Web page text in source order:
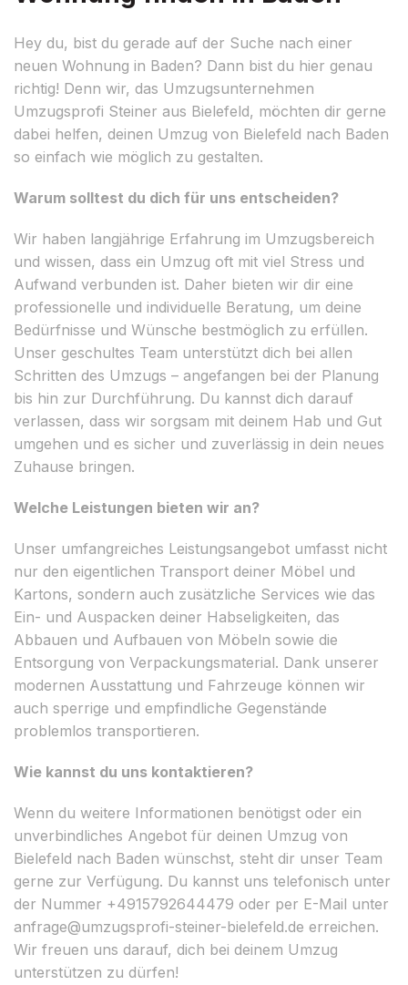
Hey du, bist du gerade auf der Suche nach einer
neuen Wohnung in Baden? Dann bist du hier genau
richtig! Denn wir, das Umzugsunternehmen
Umzugsprofi Steiner aus Bielefeld, möchten dir gerne
dabei helfen, deinen Umzug von Bielefeld nach Baden
so einfach wie möglich zu gestalten.
Warum solltest du dich für uns entscheiden?
Wir haben langjährige Erfahrung im Umzugsbereich
und wissen, dass ein Umzug oft mit viel Stress und
Aufwand verbunden ist. Daher bieten wir dir eine
professionelle und individuelle Beratung, um deine
Bedürfnisse und Wünsche bestmöglich zu erfüllen.
Unser geschultes Team unterstützt dich bei allen
Schritten des Umzugs – angefangen bei der Planung
bis hin zur Durchführung. Du kannst dich darauf
verlassen, dass wir sorgsam mit deinem Hab und Gut
umgehen und es sicher und zuverlässig in dein neues
Zuhause bringen.
Welche Leistungen bieten wir an?
Unser umfangreiches Leistungsangebot umfasst nicht
nur den eigentlichen Transport deiner Möbel und
Kartons, sondern auch zusätzliche Services wie das
Ein- und Auspacken deiner Habseligkeiten, das
Abbauen und Aufbauen von Möbeln sowie die
Entsorgung von Verpackungsmaterial. Dank unserer
modernen Ausstattung und Fahrzeuge können wir
auch sperrige und empfindliche Gegenstände
problemlos transportieren.
Wie kannst du uns kontaktieren?
Wenn du weitere Informationen benötigst oder ein
unverbindliches Angebot für deinen Umzug von
Bielefeld nach Baden wünschst, steht dir unser Team
gerne zur Verfügung. Du kannst uns telefonisch unter
der Nummer +4915792644479 oder per E-Mail unter
anfrage@umzugsprofi-steiner-bielefeld.de erreichen.
Wir freuen uns darauf, dich bei deinem Umzug
unterstützen zu dürfen!